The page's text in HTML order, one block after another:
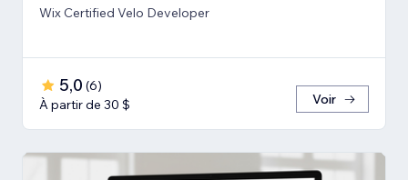
Wix Certified Velo Developer
5,0 (6)
À partir de 30 $
Voir